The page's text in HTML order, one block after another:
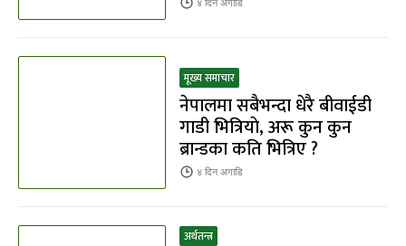
४ दिनअगाडि
मूख्य समाचार
नेपालमा सबैभन्दा धेरै बीवाईडी
गाडी भित्रियाे, अरू कुन कुन
ब्रान्डका कति भित्रिए ?
४ दिनअगाडि
अर्थतन्त्र